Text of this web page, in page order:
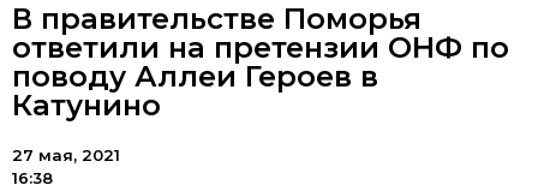
В правительстве Поморья
ответили на претензии ОНФ по
поводу Аллеи Героев в
Катунино
27 мая, 2021
16:38